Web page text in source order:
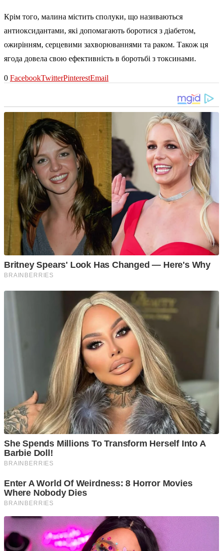
Крім того, малина містить сполуки, що називаються
антиоксидантами, які допомагають боротися з діабетом,
ожирінням, серцевими захворюваннями та раком. Також ця
ягода довела свою ефективність в боротьбі з токсинами.
0 FacebookTwitterPinterestEmail